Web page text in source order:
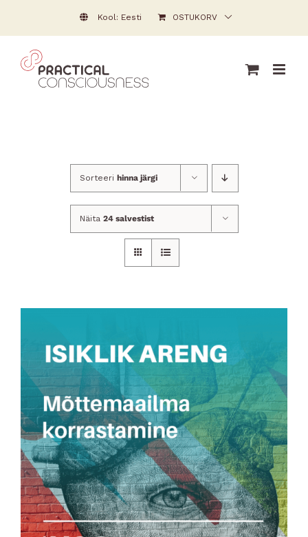
to
content
Kool: Eesti OSTUKORV
Sorteeri hinna järgi
Näita 24 salvestist